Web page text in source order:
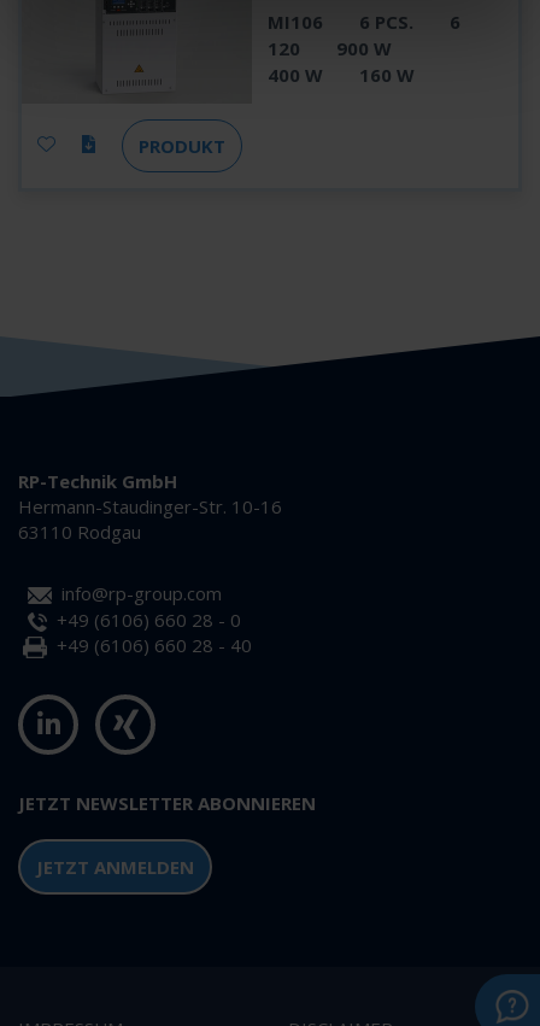
MI106 6 PCS.
6
120
900 W
400 W
160 W
PRODUKT
RP-Technik GmbH
Hermann-Staudinger-Str. 10-16
63110 Rodgau
info@rp-group.com
+49 (6106) 660 28 - 0
+49 (6106) 660 28 - 40
JETZT NEWSLETTER ABONNIEREN
JETZT ANMELDEN